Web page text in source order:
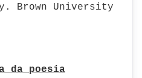
Brown University
da poesia